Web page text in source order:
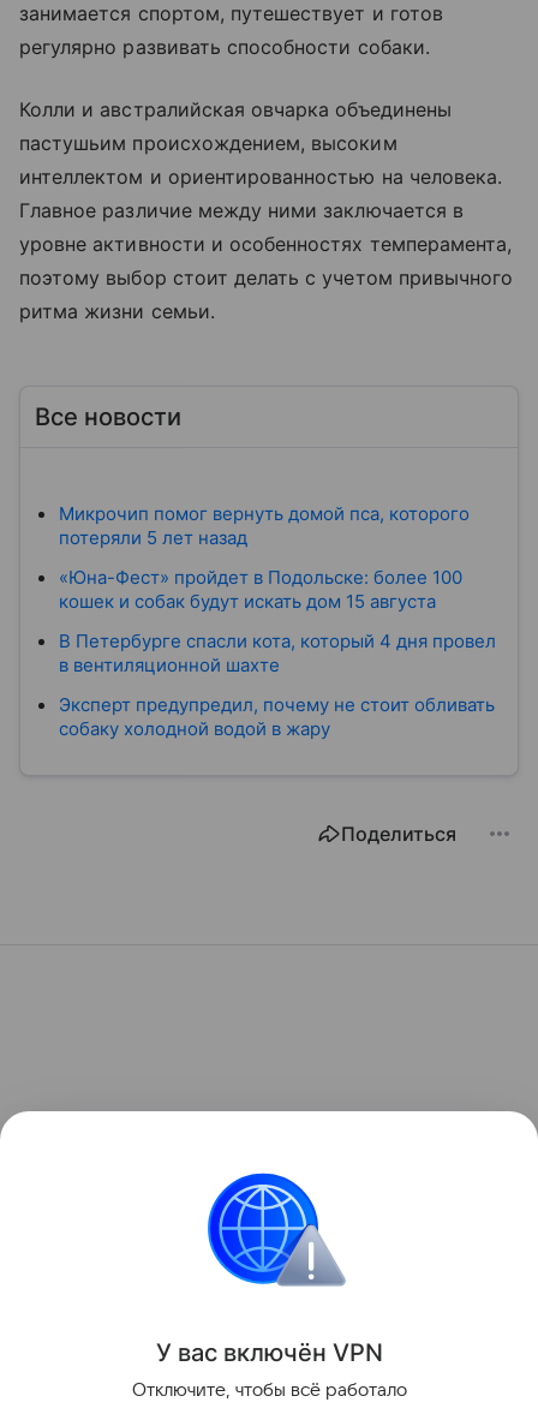
занимается спортом, путешествует и готов
регулярно развивать способности собаки.
Колли и австралийская овчарка объединены
пастушьим происхождением, высоким
интеллектом и ориентированностью на человека.
Главное различие между ними заключается в
уровне активности и особенностях темперамента,
поэтому выбор стоит делать с учетом привычного
ритма жизни семьи.
Все новости
Микрочип помог вернуть домой пса, которого
потеряли 5 лет назад
«Юна-Фест» пройдет в Подольске: более 100
кошек и собак будут искать дом 15 августа
В Петербурге спасли кота, который 4 дня провел
в вентиляционной шахте
Эксперт предупредил, почему не стоит обливать
собаку холодной водой в жару
Поделиться
У вас включён VPN
Отключите, чтобы всё работало